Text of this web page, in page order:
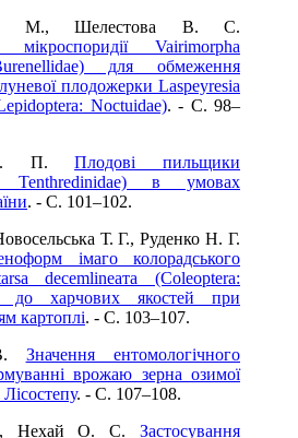
М., Шелестова В. С.
мікроспоридії Vairimorpha
для обмеження
плодожерки Laspeyresia
Noctuidae). - C. 98–
Л. П.Плодові пильщики
Tenthredinidae) в умовах
. - C. 101–102.
Т. Г., Руденко Н. Г.
імаго колорадського
decemlineaта (Coleoptera:
до харчових якостей при
картоплі. - C. 103–107.
Значення ентомологічного
врожаю зерна озимої
. - C. 107–108.
Нехай О. С. Застосування